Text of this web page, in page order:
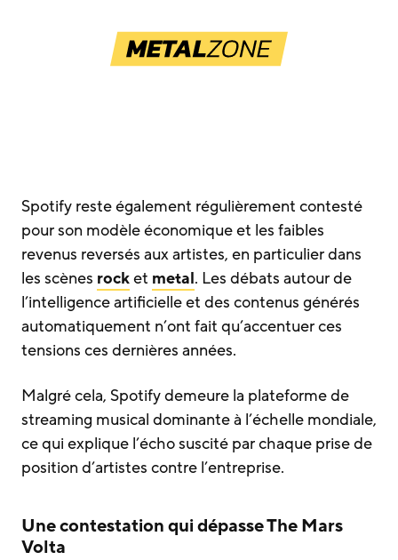
Spotify reste également régulièrement contesté
pour son modèle économique et les faibles
revenus reversés aux artistes, en particulier dans
les scènes rocket metal. Les débats autour de
l’intelligence artificielle et des contenus générés
automatiquement n’ont fait qu’accentuer ces
tensions ces dernières années.
Malgré cela, Spotify demeure la plateforme de
streaming musical dominante à l’échelle mondiale,
ce qui explique l’écho suscité par chaque prise de
position d’artistes contre l’entreprise.
Une contestation qui dépasse The Mars
Volta